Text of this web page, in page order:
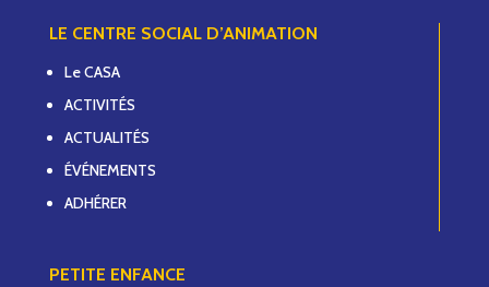
LE CENTRE SOCIAL D’ANIMATION
Le CASA
ACTIVITÉS
ACTUALITÉS
ÉVÉNEMENTS
ADHÉRER
PETITE ENFANCE